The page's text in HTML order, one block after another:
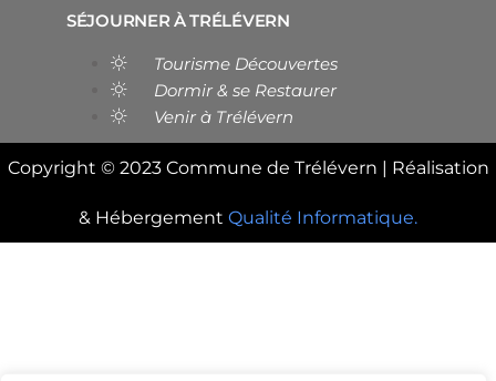
SÉJOURNER À TRÉLÉVERN
Tourisme Découvertes
Dormir & se Restaurer
Venir à Trélévern
Copyright © 2023 Commune de Trélévern | Réalisation
& Hébergement Qualité Informatique.